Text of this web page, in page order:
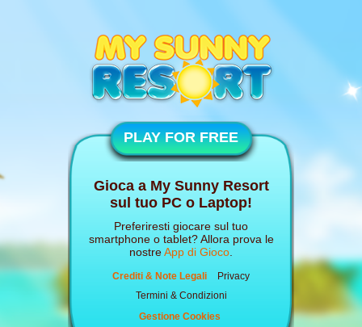
PLAY FOR FREE
Gioca a My Sunny Resort
sul tuo PC o Laptop!
Preferiresti giocare sul tuo
smartphone o tablet? Allora prova le
nostreApp di Gioco
Crediti & Note Legali
Privacy
Termini & Condizioni
Gestione Cookies